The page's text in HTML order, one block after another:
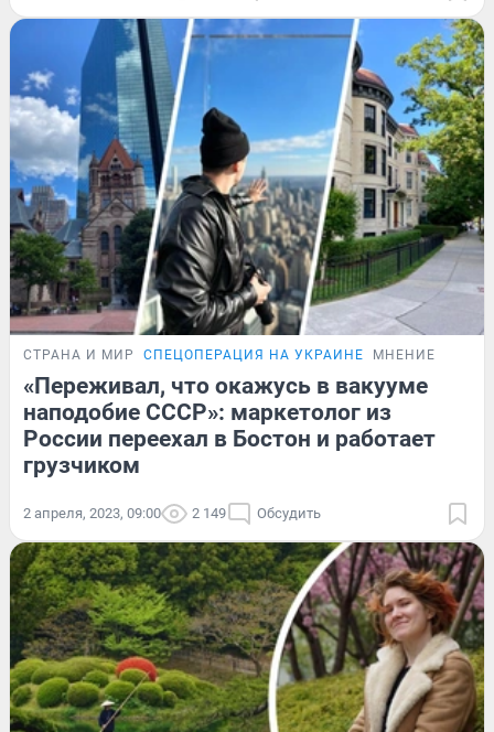
СТРАНА И МИР СПЕЦОПЕРАЦИЯ НА УКРАИНЕ МНЕНИЕ
«Переживал, что окажусь в вакууме
наподобие СССР»: маркетолог из
России переехал в Бостон и работает
грузчиком
2 апреля, 2023, 09:00 2 149 Обсудить